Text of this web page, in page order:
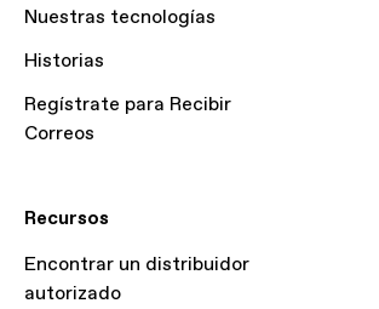
Nuestras tecnologías
Historias
Regístrate para Recibir
Correos
Recursos
Encontrar un distribuidor
autorizado